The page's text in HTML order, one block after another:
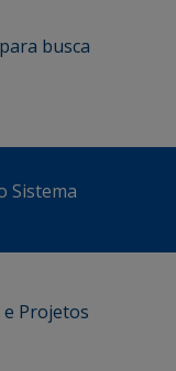
busca
Sistema
Projetos